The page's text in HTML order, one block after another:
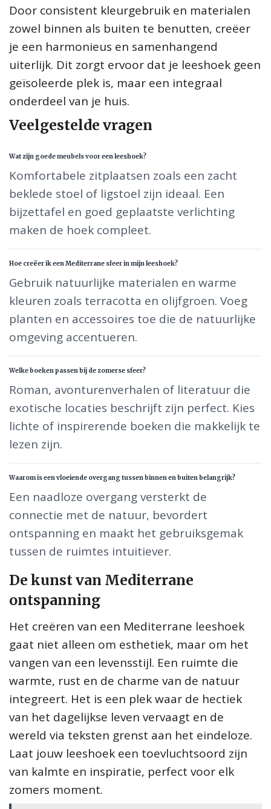
Door consistent kleurgebruik en materialen
zowel binnen als buiten te benutten, creëer
je een harmonieus en samenhangend
uiterlijk. Dit zorgt ervoor dat je leeshoek geen
geïsoleerde plek is, maar een integraal
onderdeel van je huis.
Veelgestelde vragen
Wat zijn goede meubels voor een leeshoek?
Komfortabele zitplaatsen zoals een zacht
beklede stoel of ligstoel zijn ideaal. Een
bijzettafel en goed geplaatste verlichting
maken de hoek compleet.
Hoe creëer ik een Mediterrane sfeer in mijn leeshoek?
Gebruik natuurlijke materialen en warme
kleuren zoals terracotta en olijfgroen. Voeg
planten en accessoires toe die de natuurlijke
omgeving accentueren.
Welke boeken passen bij de zomerse sfeer?
Roman, avonturenverhalen of literatuur die
exotische locaties beschrijft zijn perfect. Kies
lichte of inspirerende boeken die makkelijk te
lezen zijn.
Waarom is een vloeiende overgang tussen binnen en buiten belangrijk?
Een naadloze overgang versterkt de
connectie met de natuur, bevordert
ontspanning en maakt het gebruiksgemak
tussen de ruimtes intuitiever.
De kunst van Mediterrane
ontspanning
Het creëren van een Mediterrane leeshoek
gaat niet alleen om esthetiek, maar om het
vangen van een levensstijl. Een ruimte die
warmte, rust en de charme van de natuur
integreert. Het is een plek waar de hectiek
van het dagelijkse leven vervaagt en de
wereld via teksten grenst aan het eindeloze.
Laat jouw leeshoek een toevluchtsoord zijn
van kalmte en inspiratie, perfect voor elk
zomers moment.